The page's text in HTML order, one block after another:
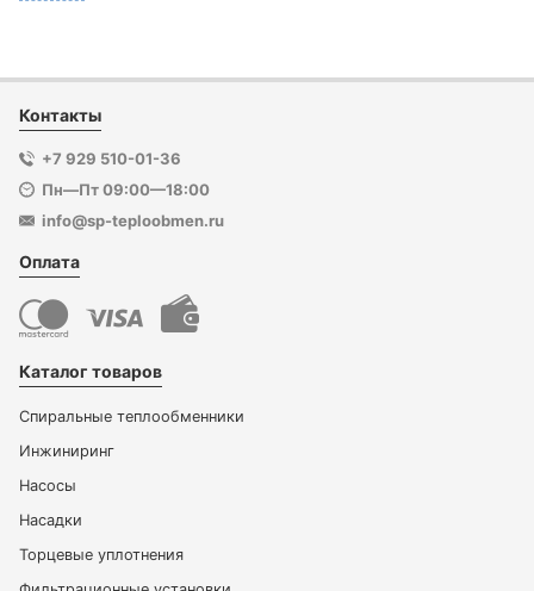
Контакты
+7 929 510-01-36
Пн—Пт 09:00—18:00
info@sp-teploobmen.ru
Оплата
Каталог товаров
Спиральные теплообменники
Инжиниринг
Насосы
Насадки
Торцевые уплотнения